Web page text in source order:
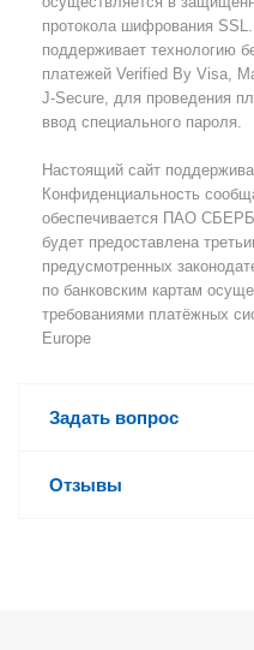
протокола шифрования
поддерживает технологию
платежей Verified By Visa,
J-Secure, для проведения
ввод специального пароля.
Настоящий сайт
Конфиденциальность
обеспечивается ПАО
будет предоставлена
предусмотренных
по банковским картам
требованиями платёжных
Europe
Задать вопрос
Отзывы